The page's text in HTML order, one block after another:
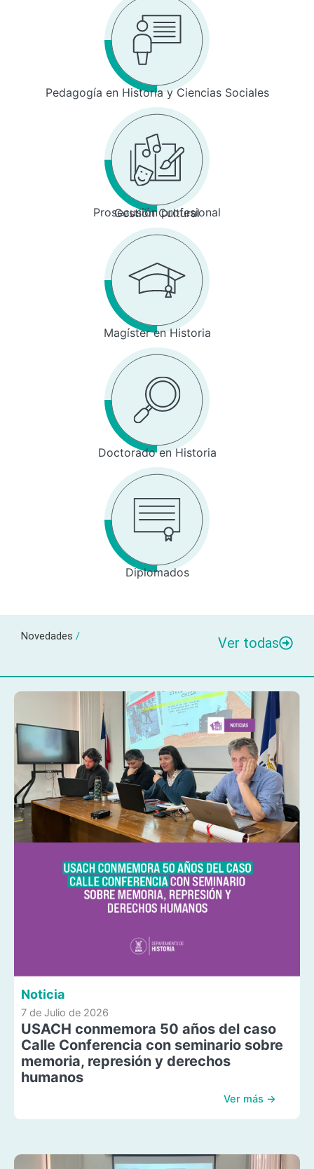
Pedagogía en Historia y Ciencias Sociales
Prosecusión profesional
Gestión Cultural
Magíster en Historia
Doctorado en Historia
Diplomados
Novedades / Ver todas
Noticia
7 de Julio de 2026
USACH conmemora 50 años del caso
Calle Conferencia con seminario sobre
memoria, represión y derechos
humanos
Ver más →